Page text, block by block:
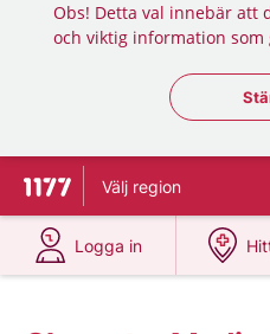
Obs! Detta val innebär att
och viktig information
Till startsidan för 1177
Välj region
Logga in
på 1177.se